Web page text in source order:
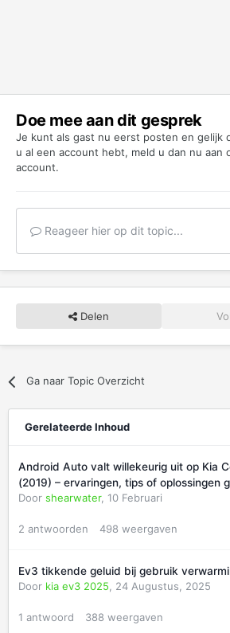
Doe mee aan dit gesprek
Je kunt als gast nu eerst posten en gelijk
u al een account hebt, meld u dan nu aan
account.
Reageer hier op dit topic...
Delen
Ga naar Topic Overzicht
Gerelateerde Inhoud
Android Auto valt willekeurig uit op Kia
(2019) – ervaringen, tips of oplossingen
Door shearwater, 10 Februari
2 antwoorden 498 weergaven
Ev3 tikkende geluid bij gebruik
Door kia ev3 2025, 24 Augustus, 2025
1 antwoord 388 weergaven